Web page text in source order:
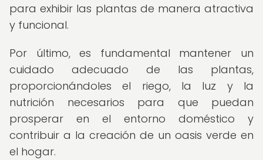
para exhibir las plantas de manera atractiva
y funcional.
Por último, es fundamental mantener un
cuidado adecuado de las plantas,
proporcionándoles el riego, la luz y la
nutrición necesarios para que puedan
prosperar en el entorno doméstico y
contribuir a la creación de un oasis verde en
el hogar.